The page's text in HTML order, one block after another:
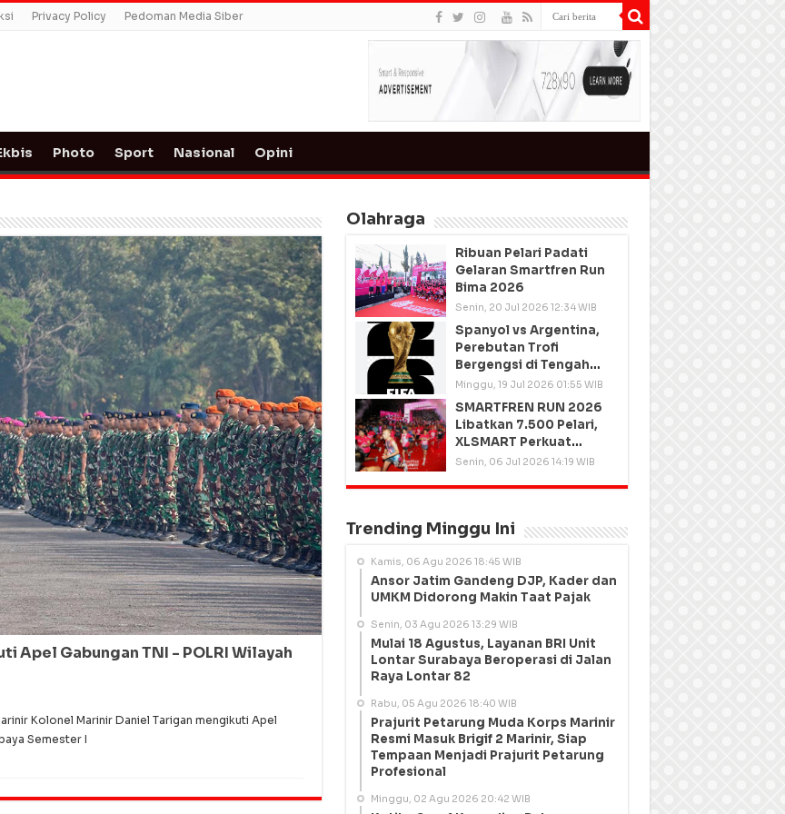
Privacy Policy Pedoman Media Siber
Photo Sport Nasional Opini
Apel Gabungan TNI - POLRI Wilayah
Kolonel Marinir Daniel Tarigan mengikuti Apel
Semester I
Olahraga
Ribuan Pelari Padati
Gelaran Smartfren Run
Bima 2026
Senin, 20 Jul 2026 12:34 WIB
Spanyol vs Argentina,
Perebutan Trofi
Bergengsi di Tengah
Semangat Persatuan
Minggu, 19 Jul 2026 01:55 WIB
SMARTFREN RUN 2026
Libatkan 7.500 Pelari,
XLSMART Perkuat
Kedekatan dengan
Senin, 06 Jul 2026 14:19 WIB
Trending Minggu Ini
Kamis, 06 Agu 2026 18:45 WIB
Ansor Jatim Gandeng DJP, Kader dan
UMKM Didorong Makin Taat Pajak
Senin, 03 Agu 2026 13:29 WIB
Mulai 18 Agustus, Layanan BRI Unit
Lontar Surabaya Beroperasi di Jalan
Raya Lontar 82
Rabu, 05 Agu 2026 18:40 WIB
Prajurit Petarung Muda Korps Marinir
Resmi Masuk Brigif 2 Marinir, Siap
Tempaan Menjadi Prajurit Petarung
Profesional
Minggu, 02 Agu 2026 20:42 WIB